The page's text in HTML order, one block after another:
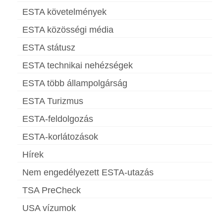
ESTA követelmények
ESTA közösségi média
ESTA státusz
ESTA technikai nehézségek
ESTA több állampolgárság
ESTA Turizmus
ESTA-feldolgozás
ESTA-korlátozások
Hírek
Nem engedélyezett ESTA-utazás
TSA PreCheck
USA vízumok